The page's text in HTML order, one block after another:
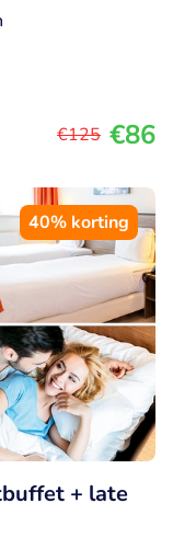
€125 €86
40% korting
+ late